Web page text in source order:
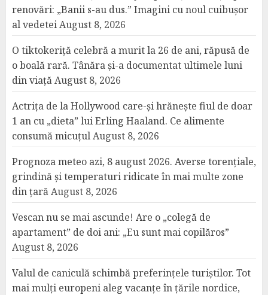
renovări: „Banii s-au dus.” Imagini cu noul cuibușor
al vedeteiAugust 8, 2026
O tiktokeriță celebră a murit la 26 de ani, răpusă de
o boală rară. Tânăra și-a documentat ultimele luni
din viațăAugust 8, 2026
Actrița de la Hollywood care-și hrănește fiul de doar
1 an cu „dieta” lui Erling Haaland. Ce alimente
consumă micuțulAugust 8, 2026
Prognoza meteo azi, 8 august 2026. Averse torențiale,
grindină și temperaturi ridicate în mai multe zone
din țarăAugust 8, 2026
Vescan nu se mai ascunde! Are o „colegă de
apartament” de doi ani: „Eu sunt mai copilăros”
August 8, 2026
Valul de caniculă schimbă preferințele turiștilor. Tot
mai mulți europeni aleg vacanțe în țările nordice,